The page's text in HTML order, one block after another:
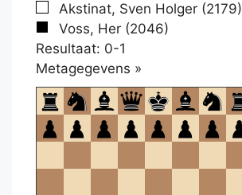
Akstinat, Sven Holger (2179)
Voss, Her (2046)
Resultaat: 0-1
Metagegevens »
om
te
openen.